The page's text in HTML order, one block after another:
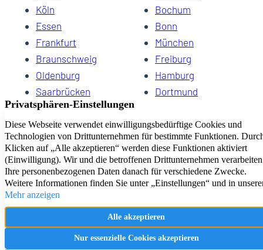
Köln
Bochum
Essen
Bonn
Frankfurt
München
Braunschweig
Freiburg
Oldenburg
Hamburg
Saarbrücken
Dortmund
Hannover
Dresden
Kiel
Wuppertal
Bremen
HomeCompany eG Ihre Agenturen für Wohnen auf Zeit